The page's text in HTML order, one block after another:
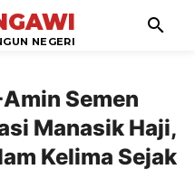
NEGERI
search
Semen
Manasik Haji,
Kelima Sejak